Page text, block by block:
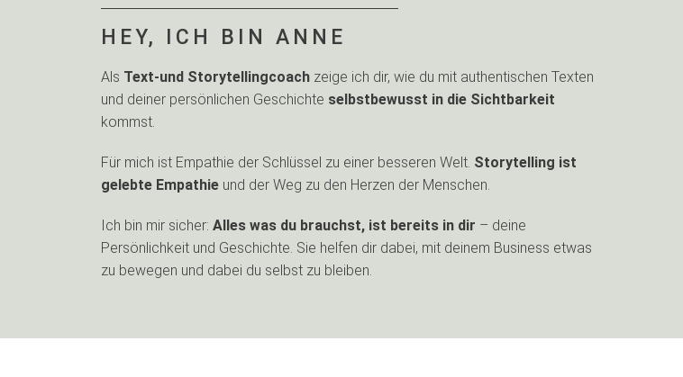
HEY, ICH BIN ANNE
Als Text-und Storytellingcoach zeige ich dir, wie du mit authentischen Texten
und deiner persönlichen Geschichte selbstbewusst in die Sichtbarkeit
kommst.
Für mich ist Empathie der Schlüssel zu einer besseren Welt. Storytelling ist
gelebte Empathie und der Weg zu den Herzen der Menschen.
Ich bin mir sicher: Alles was du brauchst, ist bereits in dir – deine
Persönlichkeit und Geschichte. Sie helfen dir dabei, mit deinem Business etwas
zu bewegen und dabei du selbst zu bleiben.